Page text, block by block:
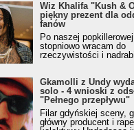
Wiz Khalifa "Kush &
piękny prezent dla
fanów
Po naszej
stopniowo wracam do
rzeczywistości i
Gkamolli z Undy
solo - 4 wnioski z
"Pełnego przepływu"
Filar gdyńskiej sceny,
główny producent i